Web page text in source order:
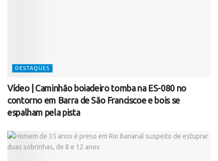
DESTAQUES
Vídeo | Caminhão boiadeiro tomba na ES-080 no
contorno em Barra de São Franciscoe e bois se
espalham pela pista